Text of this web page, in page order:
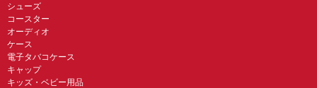
シューズ
コースター
オーディオ
ケース
電子タバコケース
キャップ
キッズ・ベビー用品